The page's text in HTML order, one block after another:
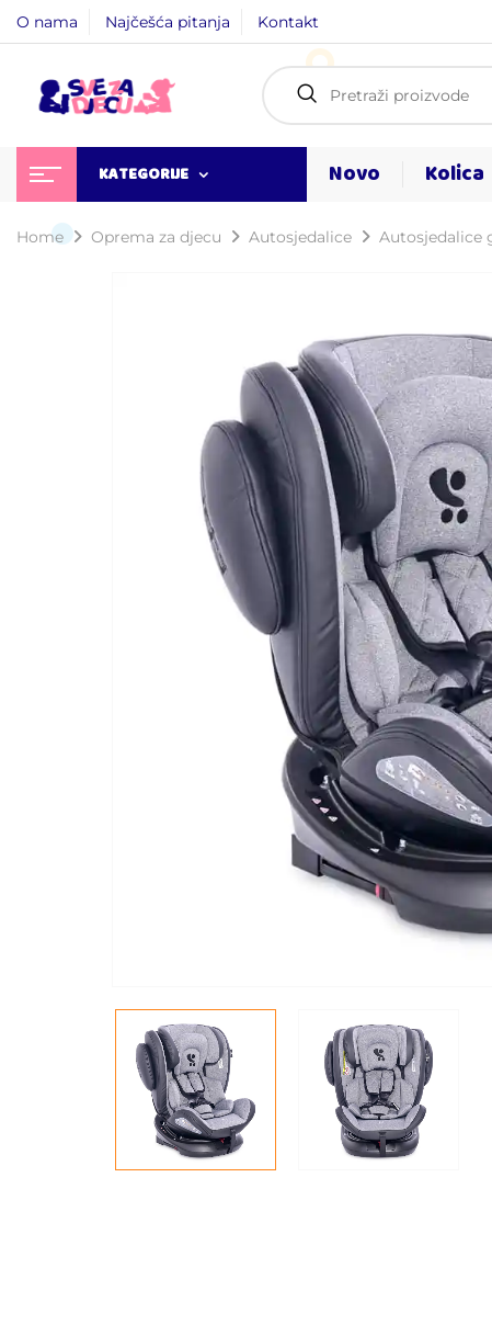
O nama Najčešća pitanja Kontakt
KATEGORIJE Novo Kolica
Home Oprema za djecu Autosjedalice Autosjedalice